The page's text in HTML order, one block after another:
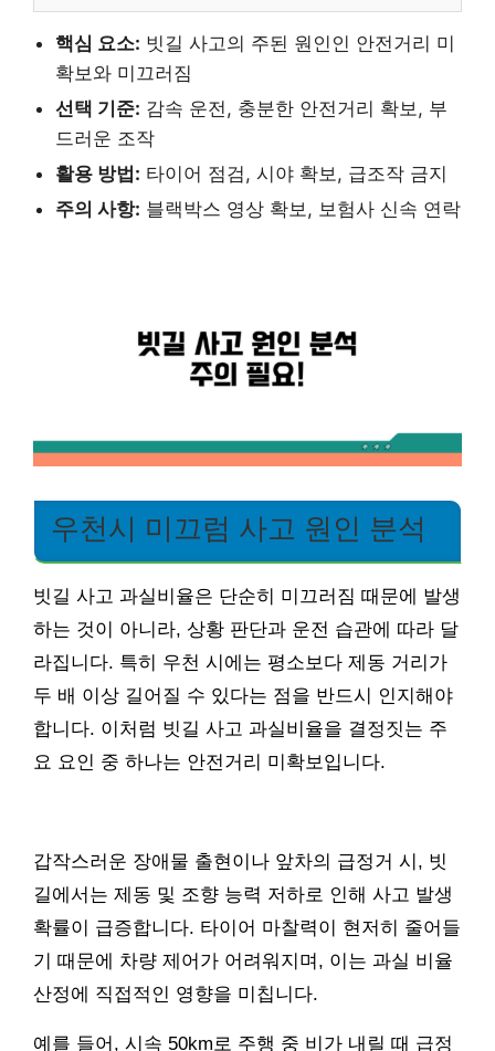
핵심 요소: 빗길 사고의 주된 원인인 안전거리 미
확보와 미끄러짐
선택 기준: 감속 운전, 충분한 안전거리 확보, 부
드러운 조작
활용 방법: 타이어 점검, 시야 확보, 급조작 금지
주의 사항: 블랙박스 영상 확보, 보험사 신속 연락
우천시 미끄럼 사고 원인 분석
빗길 사고 과실비율은 단순히 미끄러짐 때문에 발생
하는 것이 아니라, 상황 판단과 운전 습관에 따라 달
라집니다. 특히 우천 시에는 평소보다 제동 거리가
두 배 이상 길어질 수 있다는 점을 반드시 인지해야
합니다. 이처럼 빗길 사고 과실비율을 결정짓는 주
요 요인 중 하나는 안전거리 미확보입니다.
갑작스러운 장애물 출현이나 앞차의 급정거 시, 빗
길에서는 제동 및 조향 능력 저하로 인해 사고 발생
확률이 급증합니다. 타이어 마찰력이 현저히 줄어들
기 때문에 차량 제어가 어려워지며, 이는 과실 비율
산정에 직접적인 영향을 미칩니다.
예를 들어, 시속 50km로 주행 중 비가 내릴 때 급정